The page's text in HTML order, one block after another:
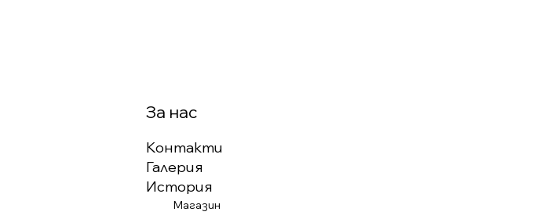
За нас
Контакти
Галерия
История
Магазин